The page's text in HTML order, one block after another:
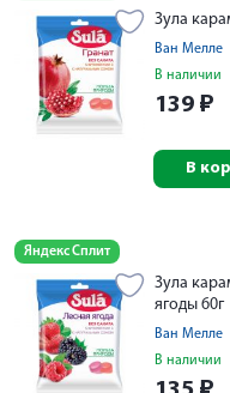
Зула
Ван Мелле
В наличии
139 ₽
В
Яндекс Сплит
Зула
ягоды 60г
Ван Мелле
В наличии